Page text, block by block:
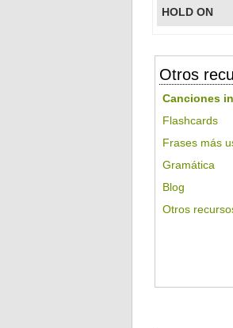
HOLD ON
Otros
Canciones
Flashcards
Frases más
Gramática
Blog
Otros